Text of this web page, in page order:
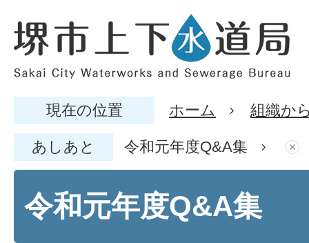
現在の位置 ホーム 組織か
あしあと 令和元年度Q&A集
令和元年度Q&A集